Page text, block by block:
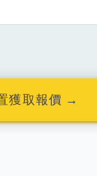
獲取報價 →